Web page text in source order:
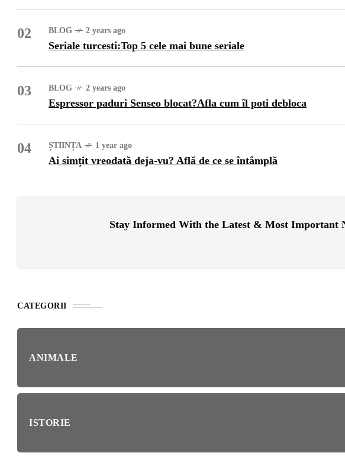
02 BLOG 2 years ago
Seriale turcesti:Top 5 cele mai bune seriale
03 BLOG 2 years ago
Espressor paduri Senseo blocat?Afla cum îl poti debloca
04 ȘTIINȚA 1 year ago
Ai simțit vreodată deja-vu? Află de ce se întâmplă
Stay Informed With the Latest & Most Important
CATEGORII
ANIMALE
ISTORIE
NATURĂ 1 year ago
Mit sau Realitate?
Seriale turcesti:Top 5 cele mai
Espressor paduri Senseo
blocat?Afla cum îl poti